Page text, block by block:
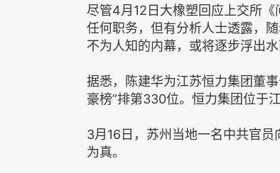
尽管4月12日大橡塑回应上交所
任何职务，但有分析人士透露，
不为人知的内幕，或将逐步浮出水
据悉，陈建华为江苏恒力集团董
豪榜”排第330位。恒力集团位于
3月16日，苏州当地一名中共官
为真。